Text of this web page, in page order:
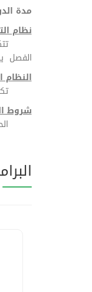
مدة
نظام
الفصل
النظام
تكون
شروط